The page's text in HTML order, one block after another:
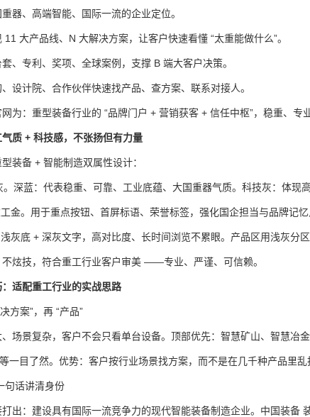
器、高端智能、国际一流的企业定位。
11 大产品线、N 大解决方案，让客户快速看懂 “太重能做什么”。
、专利、奖项、全球案例，支撑 B 端大客户决策。
设计院、合作伙伴快速找产品、查方案、联系对接人。
为：重型装备行业的 “品牌门户 + 营销获客 + 信任中枢”，稳重、专
质 + 科技感，不张扬但有力量
装备 + 智能制造双属性设计：
。深蓝：代表稳重、可靠、工业底蕴、大国重器气质。科技灰：体现
金。 用于重点按钮、首屏标语、荣誉标签，强化国企担当与品牌记忆
灰底 + 深灰文字，高对比度、长时间浏览不累眼。 产品区用浅灰分
不炫技，符合重工行业客户审美 ——专业、严谨、可信赖。
适配重工行业的实战思路
方案”，再 “产品”
场景复杂，客户不会只看单台设备。顶部优先：智慧矿山、智慧冶
一目了然。优势：客户按行业场景找方案，而不是在几千种产品里乱
句话讲清身份
出： 建设具有国际一流竞争力的现代智能装备制造企业。 中国装备